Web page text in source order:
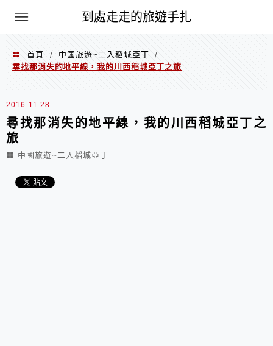
到處走走的旅遊手扎
首頁 / 中國旅遊~二入稻城亞丁
/
尋找那消失的地平線，我的川西稻城亞丁之旅
2016.11.28
尋找那消失的地平線，我的川西稻城亞丁之
旅
中國旅遊~二入稻城亞丁